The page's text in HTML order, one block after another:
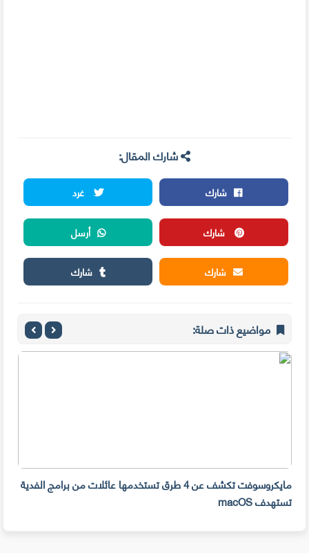
شارك المقال:
شارك
غرد
شارك
أرسل
شارك
شارك
مواضيع ذات صلة:
مايكروسوفت تكشف عن 4 طرق تستخدمها عائلات من برامج الفدية
تستهدف macOS